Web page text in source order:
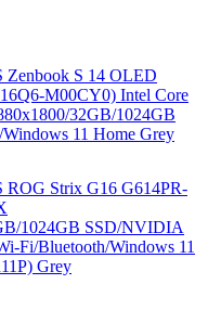
Zenbook S 14 OLED
M00CY0) Intel Core
32GB/1024GB
11 Home Grey
ROG Strix G16 G614PR-
1024GB SSD/NVIDIA
Fi/Bluetooth/Windows 11
Grey